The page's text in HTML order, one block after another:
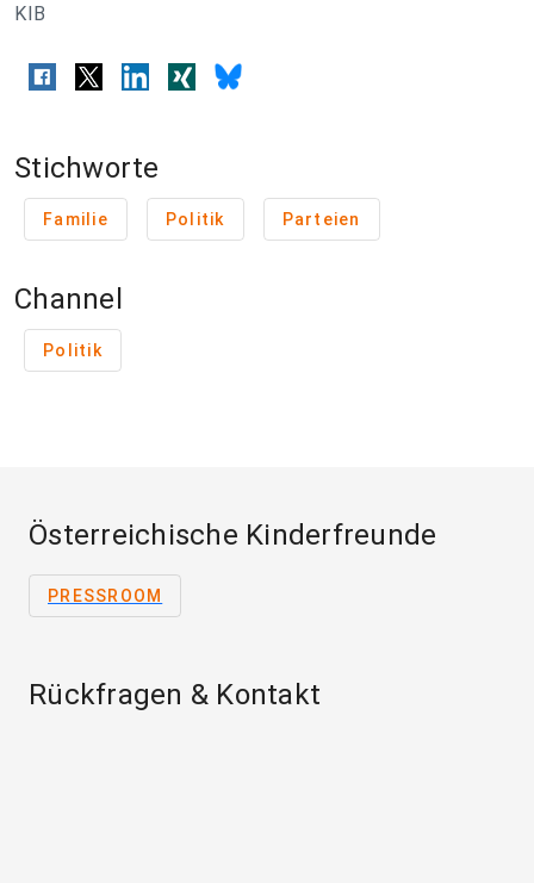
KIB
Stichworte
Familie Politik Parteien
Channel
Politik
Österreichische Kinderfreunde
PRESSROOM
Rückfragen & Kontakt